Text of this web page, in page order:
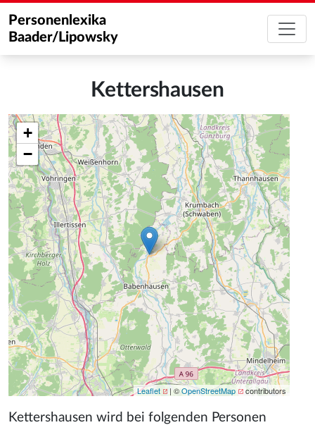
Personenlexika
Baader/Lipowsky
Kettershausen
+
−
Leaflet | ©OpenStreetMap contributors
Kettershausen wird bei folgenden Personen